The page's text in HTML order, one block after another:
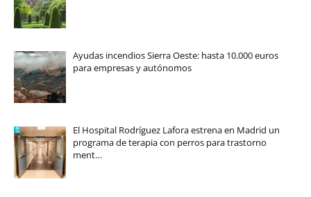
Ayudas incendios Sierra Oeste: hasta 10.000 euros
para empresas y autónomos
El Hospital Rodríguez Lafora estrena en Madrid un
programa de terapia con perros para trastorno
ment…